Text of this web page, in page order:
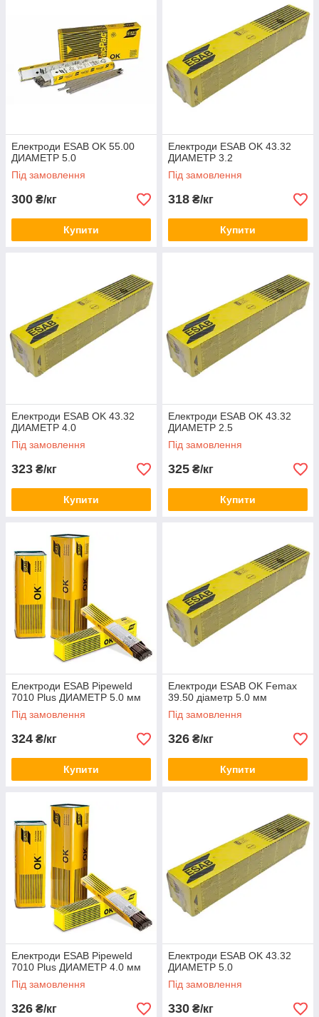
Електроди ESAB OK 55.00
ДИАМЕТР 5.0
Під замовлення
300 ₴/кг
Купити
Електроди ESAB OK 43.32
ДИАМЕТР 3.2
Під замовлення
318 ₴/кг
Купити
Електроди ESAB OK 43.32
ДИАМЕТР 4.0
Під замовлення
323 ₴/кг
Купити
Електроди ESAB OK 43.32
ДИАМЕТР 2.5
Під замовлення
325 ₴/кг
Купити
Електроди ESAB Pipeweld
7010 Plus ДИАМЕТР 5.0 мм
Під замовлення
324 ₴/кг
Купити
Електроди ESAB OK Femax
39.50 діаметр 5.0 мм
Під замовлення
326 ₴/кг
Купити
Електроди ESAB Pipeweld
7010 Plus ДИАМЕТР 4.0 мм
Під замовлення
326 ₴/кг
Електроди ESAB OK 43.32
ДИАМЕТР 5.0
Під замовлення
330 ₴/кг